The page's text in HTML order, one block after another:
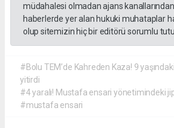
müdahalesi olmadan ajans
haberlerde yer alan hukuki muhataplar
olup sitemizin hiç bir editörü sorumlu
#Bolu TEM’de Kahreden Kaza! 9
yitirdi
#4 yaralı! Mustafa ensari yönetimindeki
#mustafa ensari